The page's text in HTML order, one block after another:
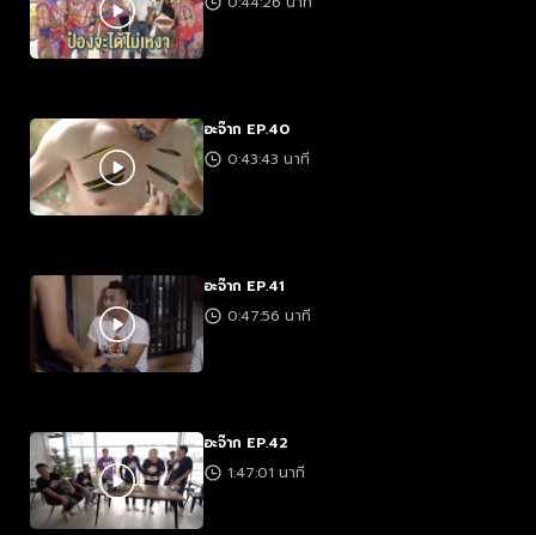
อะจ๊าก EP.40
0:43:43 นาที
อะจ๊าก EP.41
0:47:56 นาที
อะจ๊าก EP.42
1:47:01 นาที